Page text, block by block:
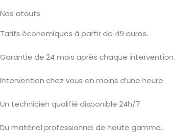
Nos atouts
Tarifs économiques à partir de 49 euros.
Garantie de 24 mois après chaque intervention.
Intervention chez vous en moins d’une heure.
Un technicien qualifié disponible 24h/7.
Du matériel professionnel de haute gamme.